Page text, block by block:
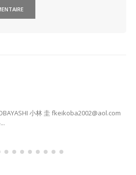
différents postes “La Grande
Bordeaux
Equipe, "La Grande Maison" de Joël
recrute:...